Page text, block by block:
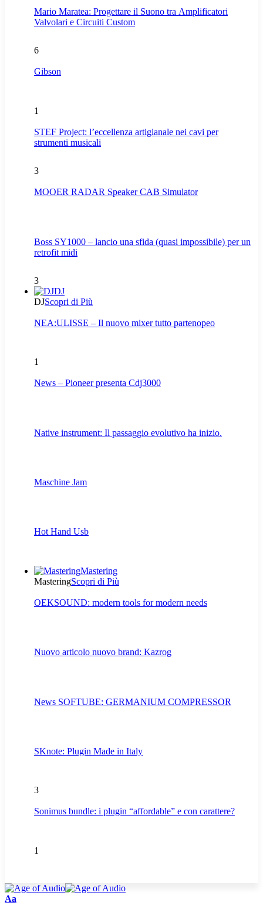
Mario Maratea: Progettare il Suono tra Amplificatori
Valvolari e Circuiti Custom
6
Gibson
1
STEF Project: l’eccellenza artigianale nei cavi per
strumenti musicali
3
MOOER RADAR Speaker CAB Simulator
Boss SY1000 – lancio una sfida (quasi impossibile) per un
retrofit midi
3
DJ
DJScopri di Più
NEA:ULISSE – Il nuovo mixer tutto partenopeo
1
News – Pioneer presenta Cdj3000
Native instrument: Il passaggio evolutivo ha inizio.
Maschine Jam
Hot Hand Usb
Mastering
MasteringScopri di Più
OEKSOUND: modern tools for modern needs
Nuovo articolo nuovo brand: Kazrog
News SOFTUBE: GERMANIUM COMPRESSOR
SKnote: Plugin Made in Italy
3
Sonimus bundle: i plugin “affordable” e con carattere?
1
Font
Aa